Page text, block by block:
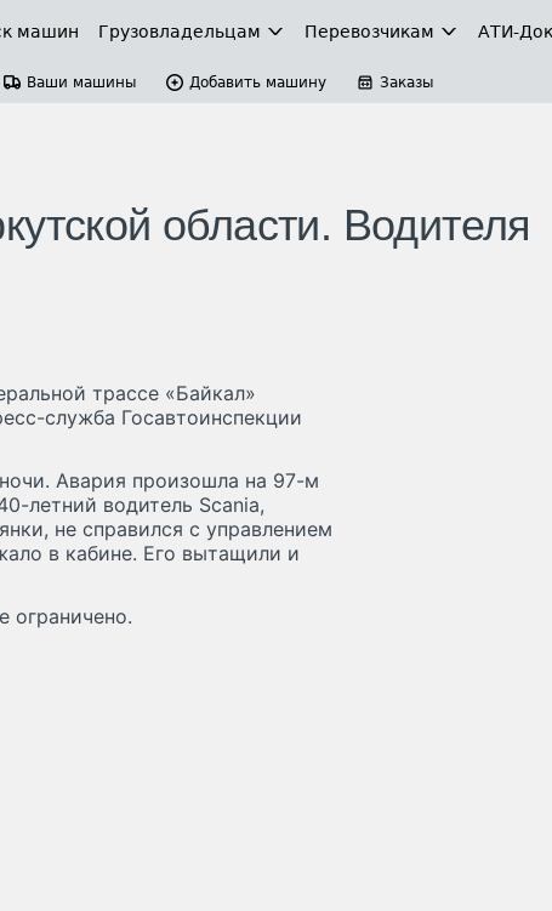
машин Грузовладельцам Перевозчикам АТИ-
Ваши машины Добавить машину Заказы
области. Водителя
трассе «Байкал»
служба Госавтоинспекции
Авария произошла на 97-м
летний водитель Scania,
не справился с управлением
в кабине. Его вытащили и
ограничено.